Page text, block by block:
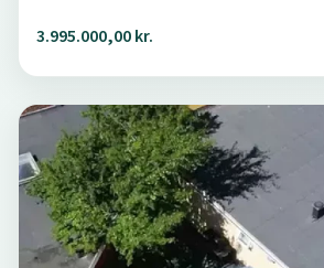
3.995.000,00 kr.